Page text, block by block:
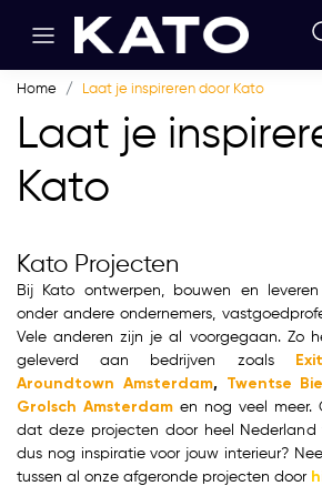
Home Laat je inspireren door Kato
Laat je
Kato
Kato Projecten
Bij Kato ontwerpen, bouwen en
onder andere ondernemers,
Vele anderen zijn je al voorgegaan. Zo
geleverd aan bedrijven zoals
Aroundtown Amsterdam, Twentse
Grolsch Amsterdam en nog veel meer.
dat deze projecten door heel Nederland
dus nog inspiratie voor jouw interieur?
tussen al onze afgeronde projecten door